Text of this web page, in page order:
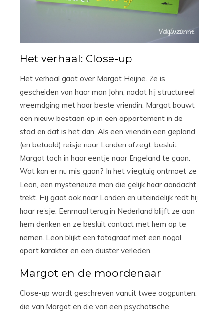
Het verhaal: Close-up
Het verhaal gaat over Margot Heijne. Ze is
gescheiden van haar man John, nadat hij structureel
vreemdging met haar beste vriendin. Margot bouwt
een nieuw bestaan op in een appartement in de
stad en dat is het dan. Als een vriendin een gepland
(en betaald) reisje naar Londen afzegt, besluit
Margot toch in haar eentje naar Engeland te gaan.
Wat kan er nu mis gaan? In het vliegtuig ontmoet ze
Leon, een mysterieuze man die gelijk haar aandacht
trekt. Hij gaat ook naar Londen en uiteindelijk redt hij
haar reisje. Eenmaal terug in Nederland blijft ze aan
hem denken en ze besluit contact met hem op te
nemen. Leon blijkt een fotograaf met een nogal
apart karakter en een duister verleden.
Margot en de moordenaar
Close-up wordt geschreven vanuit twee oogpunten:
die van Margot en die van een psychotische